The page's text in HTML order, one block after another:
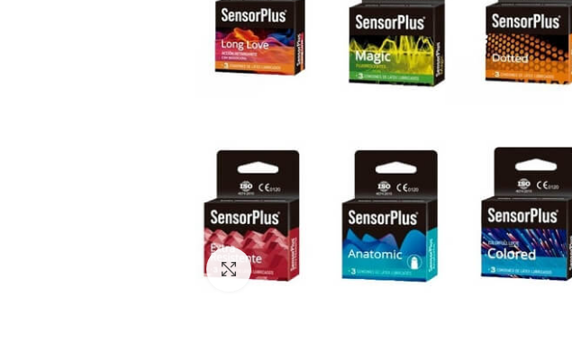
Click to enlarge